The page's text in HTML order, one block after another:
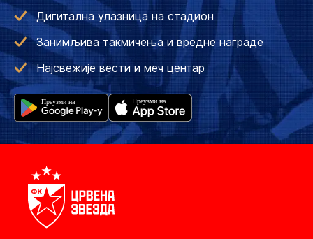
Дигитална улазница на стадион
Занимљива такмичења и вредне награде
Најсвежије вести и меч центар